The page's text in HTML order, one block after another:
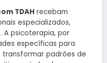
TDAH recebam
especializados,
A psicoterapia, por
específicas para
padrões de